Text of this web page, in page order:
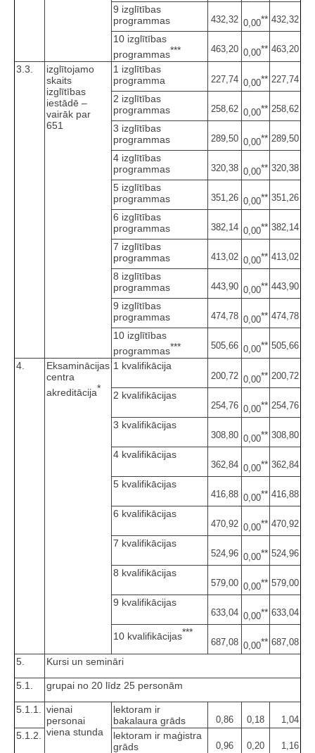
9 izglītības
programmas
432,32 0,00** 432,32
10 izglītības
programmas*** 463,20 0,00** 463,20
3.3.
izglītojamo
skaits
izglītības
iestādē –
vairāk par
651
1 izglītības
programma
227,74 0,00** 227,74
2 izglītības
programmas
258,62 0,00** 258,62
3 izglītības
programmas
289,50 0,00** 289,50
4 izglītības
programmas
320,38 0,00** 320,38
5 izglītības
programmas
351,26 0,00** 351,26
6 izglītības
programmas
382,14 0,00** 382,14
7 izglītības
programmas
413,02 0,00** 413,02
8 izglītības
programmas
443,90 0,00** 443,90
9 izglītības
programmas
474,78 0,00** 474,78
10 izglītības
programmas*** 505,66 0,00** 505,66
4.
Eksaminācijas
centra
akreditācija*
1 kvalifikācija
200,72 0,00** 200,72
2 kvalifikācijas
254,76 0,00** 254,76
3 kvalifikācijas
308,80 0,00** 308,80
4 kvalifikācijas
362,84 0,00** 362,84
5 kvalifikācijas
416,88 0,00** 416,88
6 kvalifikācijas
470,92 0,00** 470,92
7 kvalifikācijas
524,96 0,00** 524,96
8 kvalifikācijas
579,00 0,00** 579,00
9 kvalifikācijas
633,04 0,00** 633,04
10 kvalifikācijas***
687,08 0,00** 687,08
5. Kursi un semināri
5.1. grupai no 20 līdz 25 personām
5.1.1.
vienai
personai
viena stunda
lektoram ir
bakalaura grāds
0,86 0,18 1,04
5.1.2.
lektoram ir maģistra
grāds
0,96 0,20 1,16